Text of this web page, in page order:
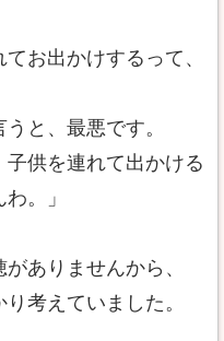
お出かけするって、
と、最悪です。
子供を連れて出かける
。」
ありませんから、
考えていました。